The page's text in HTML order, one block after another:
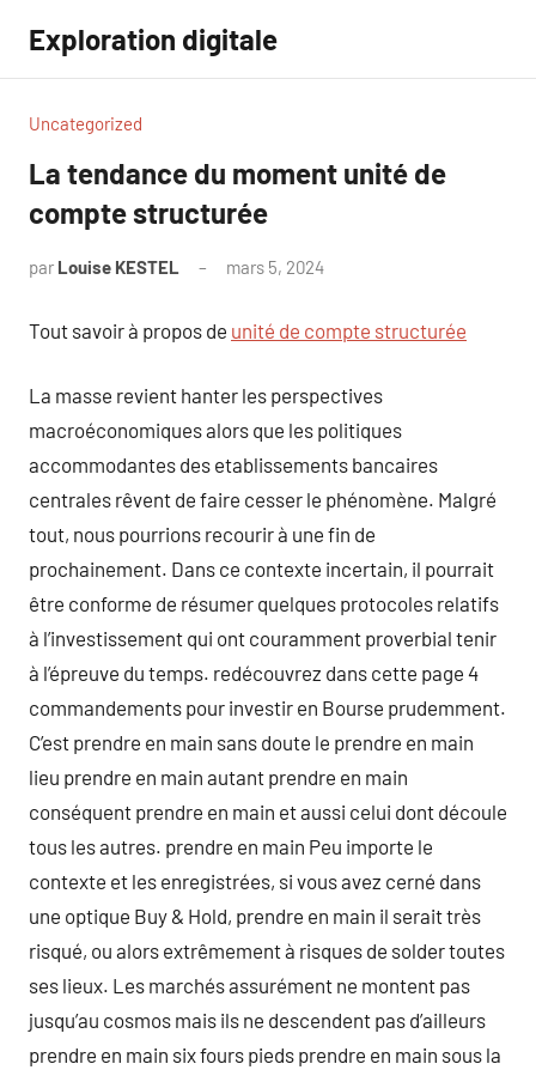
contenu
Exploration digitale
Uncategorized
La tendance du moment unité de
compte structurée
par Louise KESTEL mars 5, 2024
Tout savoir à propos de unité de compte structurée
La masse revient hanter les perspectives
macroéconomiques alors que les politiques
accommodantes des etablissements bancaires
centrales rêvent de faire cesser le phénomène. Malgré
tout, nous pourrions recourir à une fin de
prochainement. Dans ce contexte incertain, il pourrait
être conforme de résumer quelques protocoles relatifs
à l’investissement qui ont couramment proverbial tenir
à l’épreuve du temps. redécouvrez dans cette page 4
commandements pour investir en Bourse prudemment.
C’est prendre en main sans doute le prendre en main
lieu prendre en main autant prendre en main
conséquent prendre en main et aussi celui dont découle
tous les autres. prendre en main Peu importe le
contexte et les enregistrées, si vous avez cerné dans
une optique Buy & Hold, prendre en main il serait très
risqué, ou alors extrêmement à risques de solder toutes
ses lieux. Les marchés assurément ne montent pas
jusqu’au cosmos mais ils ne descendent pas d’ailleurs
prendre en main six fours pieds prendre en main sous la